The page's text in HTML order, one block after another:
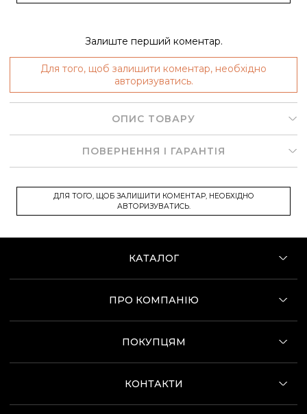
Залиште перший коментар.
Для того, щоб залишити коментар, необхідно
авторизуватись.
ОПИС ТОВАРУ
ПОВЕРНЕННЯ І ГАРАНТІЯ
ДЛЯ ТОГО, ЩОБ ЗАЛИШИТИ КОМЕНТАР, НЕОБХІДНО
АВТОРИЗУВАТИСЬ.
КАТАЛОГ
ПРО КОМПАНІЮ
ПОКУПЦЯМ
КОНТАКТИ